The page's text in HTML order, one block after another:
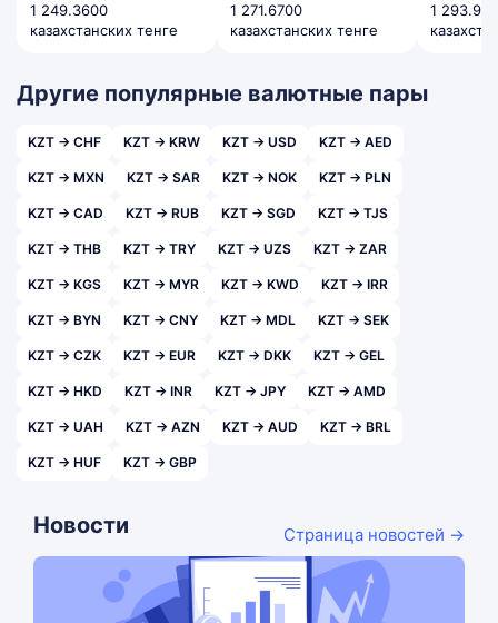
1 249.3600
казахстанских тенге
1 271.6700
казахстанских тенге
1
Другие популярные валютные пары
KZT → CHF KZT → KRW KZT → USD KZT → AED
KZT → MXN KZT → SAR KZT → NOK KZT → PLN
KZT → CAD KZT → RUB KZT → SGD KZT → TJS
KZT → THB KZT → TRY KZT → UZS KZT → ZAR
KZT → KGS KZT → MYR KZT → KWD KZT → IRR
KZT → BYN KZT → CNY KZT → MDL KZT → SEK
KZT → CZK KZT → EUR KZT → DKK KZT → GEL
KZT → HKD KZT → INR KZT → JPY KZT → AMD
KZT → UAH KZT → AZN KZT → AUD KZT → BRL
KZT → HUF KZT → GBP
Новости Страница новостей →